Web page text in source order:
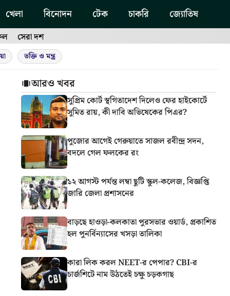
খেলা বিনোদন টেক চাকরি জ্যোতিষ
সেরা দশ
ভক্তি ও মন্ত্র
আরও খবর
সুপ্রিম কোর্ট স্থগিতাদেশ দিলেও ফের হাইকোর্টে
সুমিত রায়, কী দাবি অভিষেকের পিএর?
পুজোর আগেই গেরুয়াতে সাজল রবীন্দ্র সদন,
বদলে গেল ফলকের রং
১২ আগস্ট পর্যন্ত লম্বা ছুটি স্কুল-কলেজ, বিজ্ঞপ্তি
জারি জেলা প্রশাসনের
বাড়ছে হাওড়া-কলকাতা পুরসভার ওয়ার্ড, প্রকাশিত
হল পুনর্বিন্যাসের খসড়া তালিকা
কারা লিক করল NEET-র পেপার? CBI-র
চার্জশিটে নাম উঠতেই চক্ষু চড়কগাছ